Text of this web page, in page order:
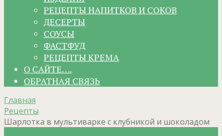
РЕЦЕПТЫ НАПИТКОВ И СОКОВ
ДЕСЕРТЫ
СОУСЫ
ФАСТФУД
РЕЦЕПТЫ КРЕМА
О САЙТЕ….
ОБРАТНАЯ СВЯЗЬ
Главная
Рецепты
Шарлотка в мультиварке с клубникой и шоколадом